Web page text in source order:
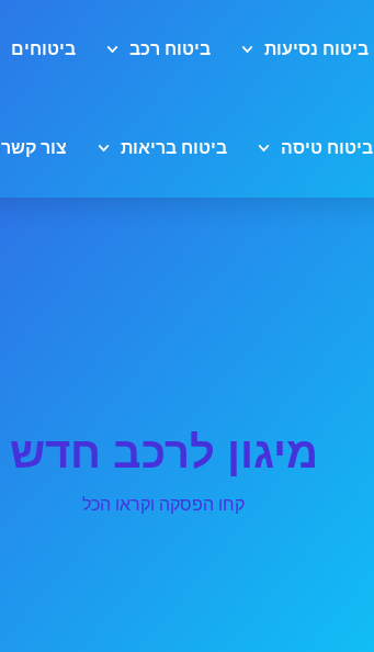
ביטוח נסיעות ביטוח רכב ביטוחים
ביטוח טיסה ביטוח בריאות צור קשר
מיגון לרכב חדש
קחו הפסקה וקראו הכל